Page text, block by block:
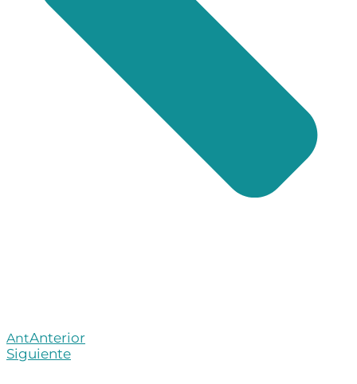
AntAnterior
Siguiente